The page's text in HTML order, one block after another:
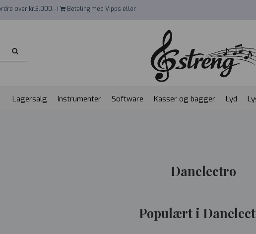
over kr.3.000,- |
Betaling med Vipps eller
Lagersalg Instrumenter Software Kasser og bagger Lyd
Danelectro
Populært i